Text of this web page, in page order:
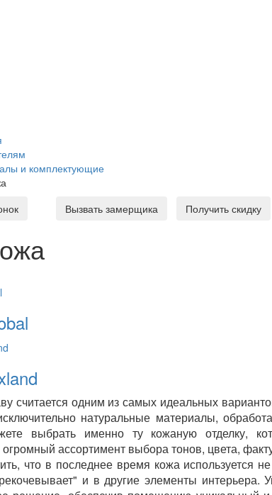
и комплектующие
Вызвать замерщика Получить скидку
считается одним из самых идеальных
натуральные материалы,
выбрать именно ту кожаную отделку,
ассортимент выбора тонов, цвета,
что в последнее время кожа используется
и в другие элементы